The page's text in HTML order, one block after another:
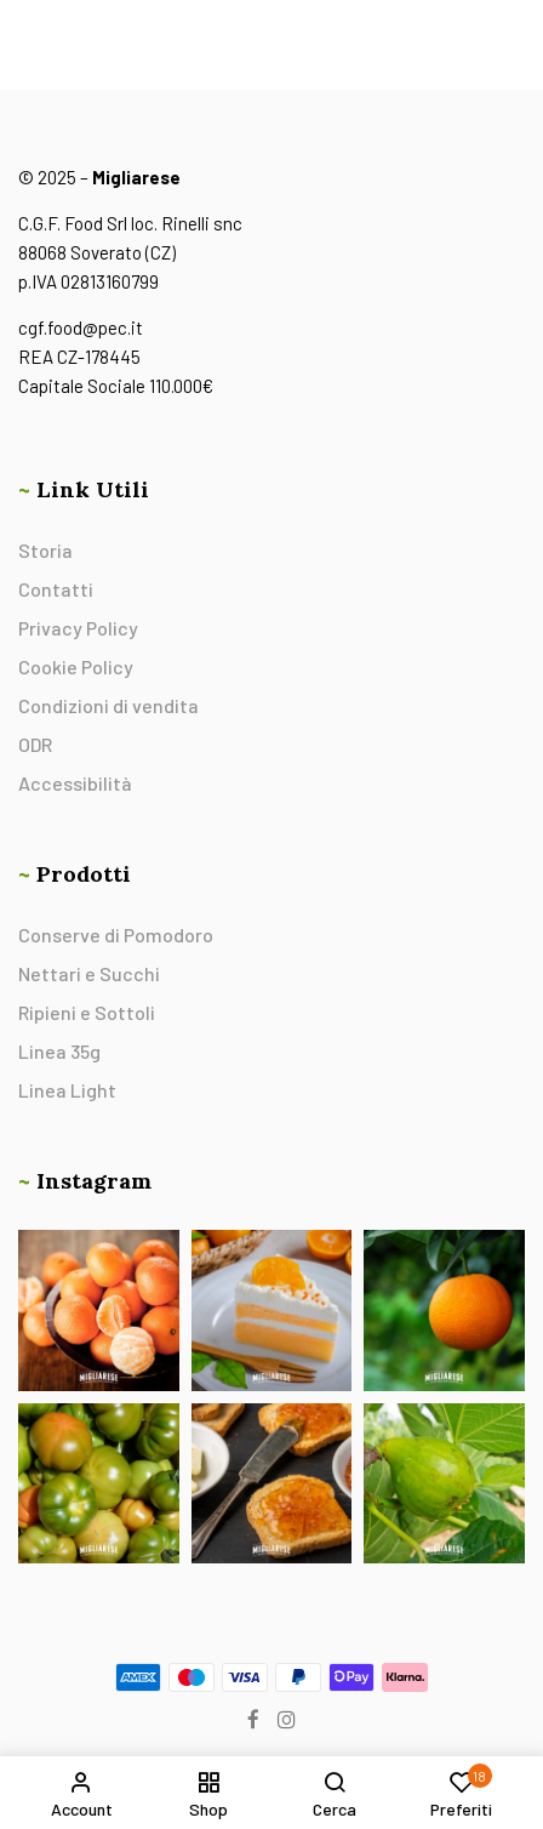
Account Shop Cerca
18
Preferiti
© 2025 – Migliarese
C.G.F. Food Srl loc. Rinelli snc
88068 Soverato (CZ)
p.IVA 02813160799
cgf.food@pec.it
REA CZ-178445
Capitale Sociale 110.000€
~ Link Utili
Storia
Contatti
Privacy Policy
Cookie Policy
Condizioni di vendita
ODR
Accessibilità
~ Prodotti
Conserve di Pomodoro
Nettari e Succhi
Ripieni e Sottoli
Linea 35g
Linea Light
~ Instagram